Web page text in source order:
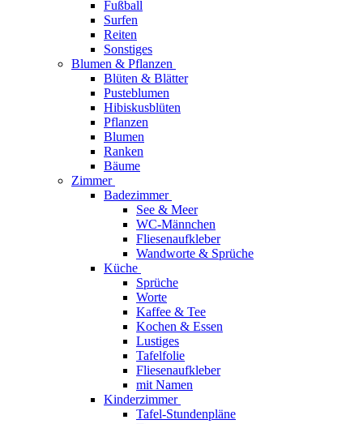
Fußball
Surfen
Reiten
Sonstiges
Blumen & Pflanzen
Blüten & Blätter
Pusteblumen
Hibiskusblüten
Pflanzen
Blumen
Ranken
Bäume
Zimmer
Badezimmer
See & Meer
WC-Männchen
Fliesenaufkleber
Wandworte & Sprüche
Küche
Sprüche
Worte
Kaffee & Tee
Kochen & Essen
Lustiges
Tafelfolie
Fliesenaufkleber
mit Namen
Kinderzimmer
Tafel-Stundenpläne